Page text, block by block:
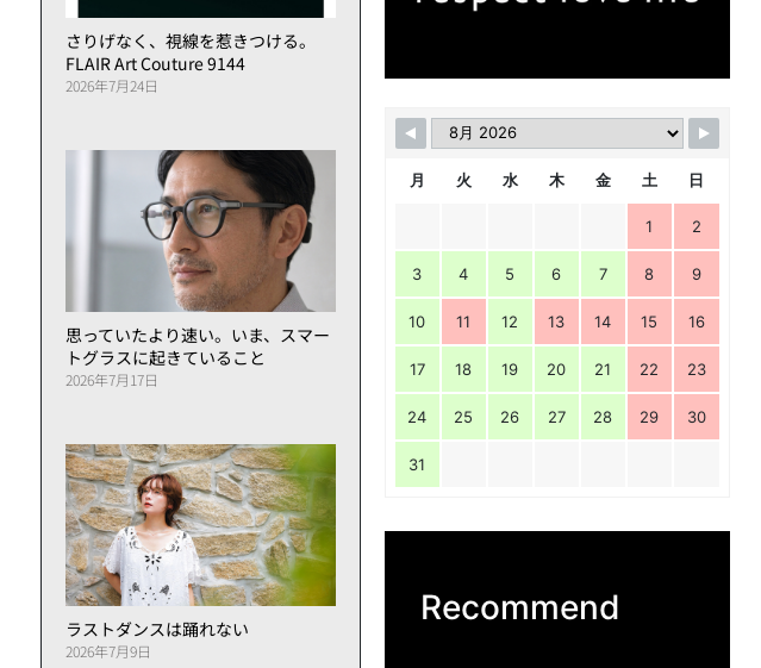
さりげなく、視線を惹きつける。
FLAIR Art Couture 9144
2026年7月24日
思っていたより速い。いま、スマー
トグラスに起きていること
2026年7月17日
ラストダンスは踊れない
2026年7月9日
月 火 水 木 金 土 日
1 2
3 4 5 6 7 8 9
10 11 12 13 14 15 16
17 18 19 20 21 22 23
24 25 26 27 28 29 30
31
Recommend